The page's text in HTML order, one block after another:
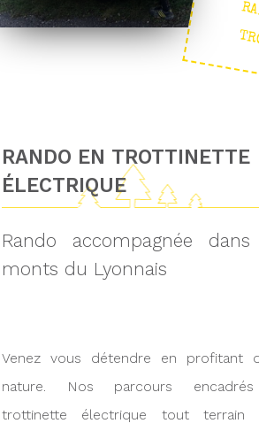
RANDO EN TROTTINETTE
ÉLECTRIQUE
Rando accompagnée
monts du Lyonnais
Venez vous détendre en profitant
nature. Nos parcours
trottinette électrique tout terrain